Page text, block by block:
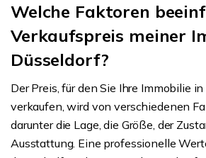
Welche Faktoren
Verkaufspreis meiner
Düsseldorf?
Der Preis, für den Sie Ihre Immobilie
verkaufen, wird von verschiedenen
darunter die Lage, die Größe, der
Ausstattung. Eine professionelle